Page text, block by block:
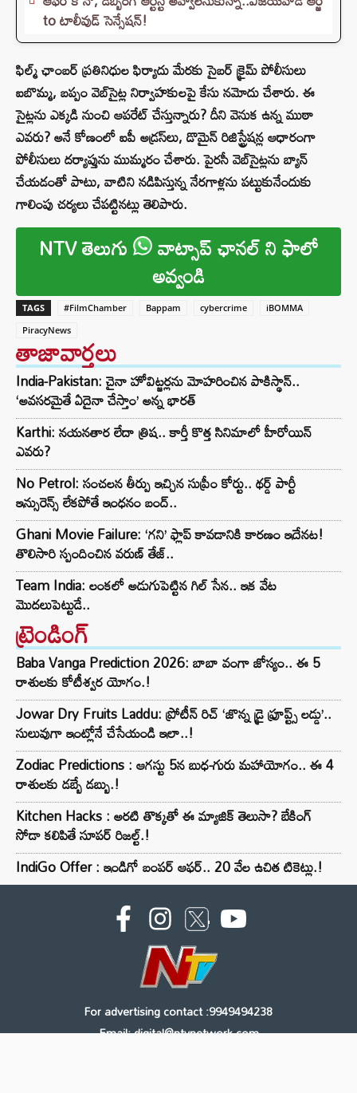
to టాలీవుడ్ సెన్సేషన్!
ఫిల్మ్ ఛాంబర్ ప్రతినిధుల ఫిర్యాదు మేరకు సైబర్ క్రైమ్ పోలీసులు
ఐబొమ్మ, బప్పం వెబ్‌సైట్ల నిర్వాహకులపై కేసు నమోదు చేశారు. ఈ
సైట్లను ఎక్కడి నుంచి ఆపరేట్ చేస్తున్నారు? దీని వెనుక ఉన్న ముఠా
ఎవరు? అనే కోణంలో ఐపీ అడ్రస్‌లు, డొమైన్ రిజిస్ట్రేషన్ల ఆధారంగా
పోలీసులు దర్యాప్తును ముమ్మరం చేశారు. పైరసీ వెబ్‌సైట్లను బ్యాన్
చేయడంతో పాటు, వాటిని నడిపిస్తున్న నేరగాళ్లను పట్టుకునేందుకు
గాలింపు చర్యలు చేపట్టినట్లు తెలిపారు.
NTV తెలుగు వాట్సాప్ ఛానల్ ని ఫాలో
అవ్వండి
TAGS #FilmChamber Bappam cybercrime
iBOMMA
PiracyNews
తాజావార్తలు
India-Pakistan: చైనా హోవిట్జర్లను మోహరించిన పాకిస్థాన్..
‘అవసరమైతే ఏదైనా చేస్తాం’ అన్న భారత్
Karthi: నయనతార లేదా త్రిష.. కార్తీ కొత్త సినిమాలో హీరోయిన్
ఎవరు?
No Petrol: సంచలన తీర్పు ఇచ్చిన సుప్రీం కోర్టు.. థర్డ్ పార్టీ
ఇన్సురెన్స్ లేకపోతే ఇంధనం బంద్..
Ghani Movie Failure: ‘గని’ ఫ్లాప్‌ కావడానికి కారణం ఇదేనట!
తొలిసారి స్పందించిన వరుణ్ తేజ్..
Team India: లంకలో అడుగుపెట్టిన గిల్ సేన.. ఇక వేట
మొదలుపెట్టుడే..
ట్రెండింగ్‌
Baba Vanga Prediction 2026: బాబా వంగా జోస్యం.. ఈ 5
రాశులకు కోటీశ్వర యోగం.!
Jowar Dry Fruits Laddu: ప్రోటీన్ రిచ్ ‘జొన్న డ్రై ఫ్రూప్ట్స్ లడ్డు’..
సులువుగా ఇంట్లోనే చేసేయండి ఇలా..!
Zodiac Predictions : ఆగస్టు 5న బుధ-గురు మహాయోగం.. ఈ 4
రాశులకు డబ్బే డబ్బు.!
Kitchen Hacks : అరటి తొక్కతో ఈ మ్యాజిక్ తెలుసా? బేకింగ్
సోడా కలిపితే సూపర్ రిజల్ట్.!
IndiGo Offer : ఇండిగో బంపర్ ఆఫర్.. 20 వేల ఉచిత టికెట్లు.!
For advertising contact :9949494238
Email: digital@ntvnetwork.com